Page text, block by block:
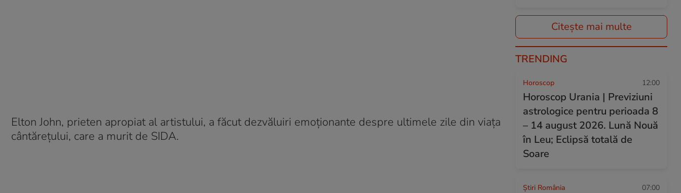
Elton John, prieten apropiat al artistului, a făcut dezvăluiri emoționante despre ultimele zile din viața
cântărețului, care a murit de SIDA.
Citește mai multe
TRENDING
Horoscop 12:00
Horoscop Urania | Previziuni
astrologice pentru perioada 8
– 14 august 2026. Lună Nouă
în Leu; Eclipsă totală de
Soare
Știri România 07:00